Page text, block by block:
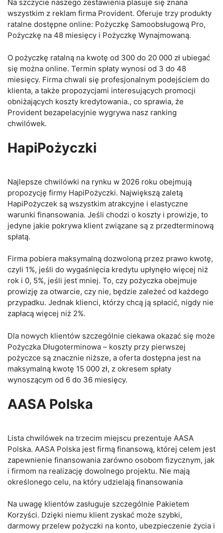
Na szczycie naszego zestawienia plasuje się znana
wszystkim z reklam firma Provident. Oferuje trzy produkty
ratalne dostępne online: Pożyczkę Samoobsługową Pro,
Pożyczkę na 48 miesięcy i Pożyczkę Wynajmowaną.
O pożyczkę ratalną na kwotę od 300 do 20 000 zł ubiegać
się można online. Termin spłaty wynosi od 3 do 48
miesięcy. Firma chwali się profesjonalnym podejściem do
klienta, a także propozycjami interesujących promocji
obniżających koszty kredytowania., co sprawia, że
Provident bezapelacyjnie wygrywa nasz ranking
chwilówek.
HapiPożyczki
Najlepsze chwilówki na rynku w 2026 roku obejmują
propozycję firmy HapiPożyczki. Największą zaletą
HapiPożyczek są wszystkim atrakcyjne i elastyczne
warunki finansowania. Jeśli chodzi o koszty i prowizje, to
jedyne jakie pokrywa klient związane są z przedterminową
spłatą.
Firma pobiera maksymalną dozwoloną przez prawo kwotę,
czyli 1%, jeśli do wygaśnięcia kredytu upłynęło więcej niż
rok i 0, 5%, jeśli jest mniej. To, czy pożyczka obejmuje
prowizję za otwarcie, czy nie, będzie zależeć od każdego
przypadku. Jednak klienci, którzy chcą ją spłacić, nigdy nie
zapłacą więcej niż 2%.
Dla nowych klientów szczególnie ciekawa okazać się może
Pożyczka Długoterminowa – koszty przy pierwszej
pożyczce są znacznie niższe, a oferta dostępna jest na
maksymalną kwotę 15 000 zł, z okresem spłaty
wynoszącym od 6 do 36 miesięcy.
AASA Polska
Lista chwilówek na trzecim miejscu prezentuje AASA
Polska. AASA Polska jest firmą finansową, której celem jest
zapewnienie finansowania zarówno osobom fizycznym, jak
i firmom na realizację dowolnego projektu. Nie mają
określonego celu, na który udzielają finansowania
Na uwagę klientów zasługuje szczególnie Pakietem
Korzyści. Dzięki niemu klient zyskać może szybki,
darmowy przelew pożyczki na konto, ubezpieczenie życia i